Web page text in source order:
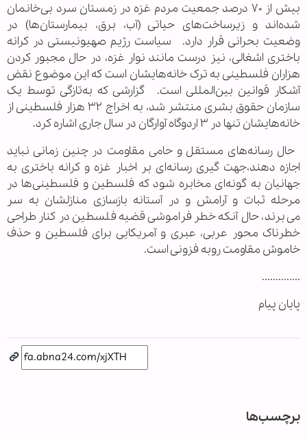
بیش از ۷۰ درصد جمعیت مردم غزه در زمستان سرد بی‌خانمان
شده‌اند و زیرساخت‌های حیاتی (آب، برق، بیمارستان‌ها) در
وضعیت بحرانی قرار دارد. سیاست رژیم صهیونیستی در کرانه
باختری اشغالی، نیز درست مانند نوار غزه، در حال مجبور کردن
هزاران فلسطینی به ترک خانه‌هایشان است که این موضوع نقض
آشکار قوانین بین‌المللی است. گزارشی که به‌تازگی توسط یک
سازمان حقوق بشری منتشر شد، به اخراج ۳۲ هزار فلسطینی از
خانه‌هایشان تنها در ۳ اردوگاه آوارگان در سال جاری اشاره کرد.
حال رسانه‌های مستقل و حامی مقاومت در چنین زمانی نباید
اجازه دهند،جهت گیری رسانه‌ای بر اخبار غزه و کرانه باختری به
جهانیان به گونه‌ای مخابره شود که فلسطین و فلسطینی‌ها در
مرحله ثبات و آرامش و در آستانه بازسازی منازلشان به سر
می‌برند، حال آنکه خطر فراموشی قضیه فلسطین در کنار طراحی
خطرناک محور عربی، عبری و آمریکایی برای فلسطین و حذف
خاموش مقاومت روبه فزونی است.
..............
پایان پیام
برچسب‌ها